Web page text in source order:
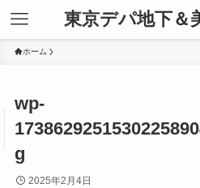
東京デパ地下＆
ホーム
wp-
g
2025年2月4日